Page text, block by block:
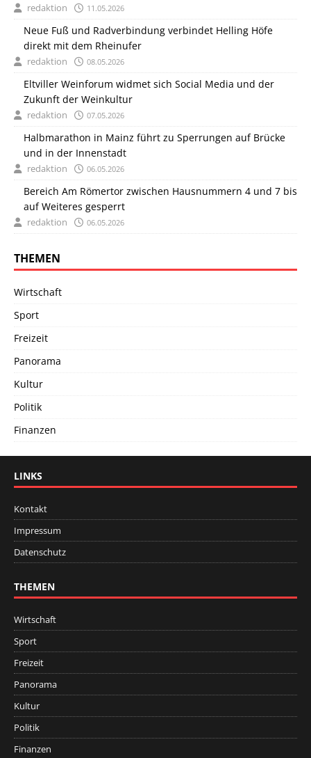
redaktion 11.05.2026
Neue Fuß und Radverbindung verbindet Helling Höfe
direkt mit dem Rheinufer
redaktion 08.05.2026
Eltviller Weinforum widmet sich Social Media und der
Zukunft der Weinkultur
redaktion 07.05.2026
Halbmarathon in Mainz führt zu Sperrungen auf Brücke
und in der Innenstadt
redaktion 06.05.2026
Bereich Am Römertor zwischen Hausnummern 4 und 7 bis
auf Weiteres gesperrt
redaktion 06.05.2026
THEMEN
Wirtschaft
Sport
Freizeit
Panorama
Kultur
Politik
Finanzen
LINKS
Kontakt
Impressum
Datenschutz
THEMEN
Wirtschaft
Sport
Freizeit
Panorama
Kultur
Politik
Finanzen